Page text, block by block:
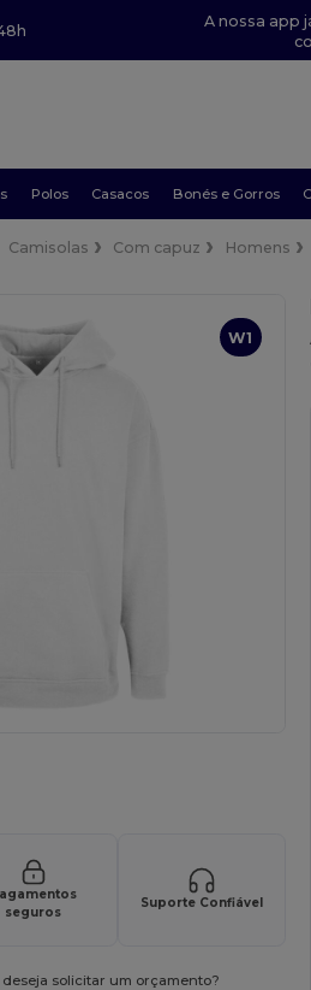
A nossa app
Polos Casacos Bonés e Gorros
Camisolas Com capuz Homens
W1
seguros
Suporte Confiável
solicitar um orçamento?